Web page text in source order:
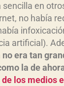
sencilla en
no había
artificial).
era tan
la de
los medios